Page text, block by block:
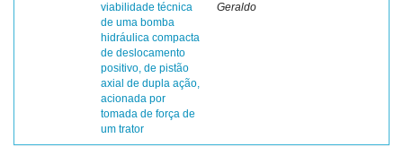
viabilidade técnica
de uma bomba
hidráulica compacta
de deslocamento
positivo, de pistão
axial de dupla ação,
acionada por
tomada de força de
um trator
Geraldo